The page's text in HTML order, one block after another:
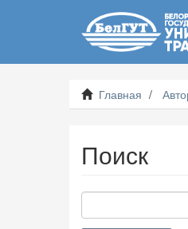
Главная
Поиск